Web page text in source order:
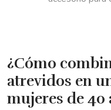
¿Cómo
atrevidos en
mujeres de 40